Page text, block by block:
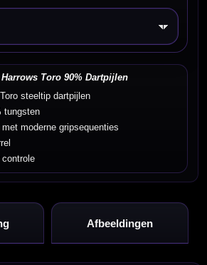
Toro 90% Dartpijlen
steeltip dartpijlen
tungsten
moderne gripsequenties
controle
Afbeeldingen